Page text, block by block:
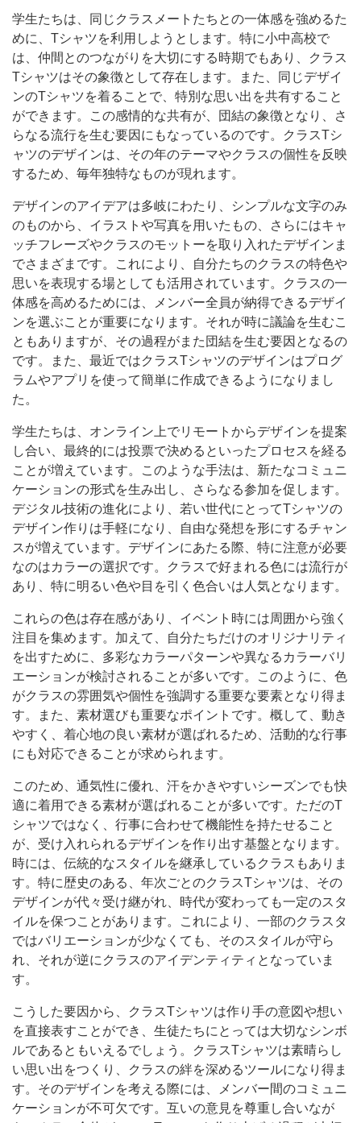
学生たちは、同じクラスメートたちとの一体感を強めるた
めに、Tシャツを利用しようとします。特に小中高校で
は、仲間とのつながりを大切にする時期でもあり、クラス
Tシャツはその象徴として存在します。また、同じデザイ
ンのTシャツを着ることで、特別な思い出を共有すること
ができます。この感情的な共有が、団結の象徴となり、さ
らなる流行を生む要因にもなっているのです。クラスTシ
ャツのデザインは、その年のテーマやクラスの個性を反映
するため、毎年独特なものが現れます。
デザインのアイデアは多岐にわたり、シンプルな文字のみ
のものから、イラストや写真を用いたもの、さらにはキャ
ッチフレーズやクラスのモットーを取り入れたデザインま
でさまざまです。これにより、自分たちのクラスの特色や
思いを表現する場としても活用されています。クラスの一
体感を高めるためには、メンバー全員が納得できるデザイ
ンを選ぶことが重要になります。それが時に議論を生むこ
ともありますが、その過程がまた団結を生む要因となるの
です。また、最近ではクラスTシャツのデザインはプログ
ラムやアプリを使って簡単に作成できるようになりまし
た。
学生たちは、オンライン上でリモートからデザインを提案
し合い、最終的には投票で決めるといったプロセスを経る
ことが増えています。このような手法は、新たなコミュニ
ケーションの形式を生み出し、さらなる参加を促します。
デジタル技術の進化により、若い世代にとってTシャツの
デザイン作りは手軽になり、自由な発想を形にするチャン
スが増えています。デザインにあたる際、特に注意が必要
なのはカラーの選択です。クラスで好まれる色には流行が
あり、特に明るい色や目を引く色合いは人気となります。
これらの色は存在感があり、イベント時には周囲から強く
注目を集めます。加えて、自分たちだけのオリジナリティ
を出すために、多彩なカラーパターンや異なるカラーバリ
エーションが検討されることが多いです。このように、色
がクラスの雰囲気や個性を強調する重要な要素となり得ま
す。また、素材選びも重要なポイントです。概して、動き
やすく、着心地の良い素材が選ばれるため、活動的な行事
にも対応できることが求められます。
このため、通気性に優れ、汗をかきやすいシーズンでも快
適に着用できる素材が選ばれることが多いです。ただのT
シャツではなく、行事に合わせて機能性を持たせること
が、受け入れられるデザインを作り出す基盤となります。
時には、伝統的なスタイルを継承しているクラスもありま
す。特に歴史のある、年次ごとのクラスTシャツは、その
デザインが代々受け継がれ、時代が変わっても一定のスタ
イルを保つことがあります。これにより、一部のクラスタ
ではバリエーションが少なくても、そのスタイルが守ら
れ、それが逆にクラスのアイデンティティとなっていま
す。
こうした要因から、クラスTシャツは作り手の意図や想い
を直接表すことができ、生徒たちにとっては大切なシンボ
ルであるともいえるでしょう。クラスTシャツは素晴らし
い思い出をつくり、クラスの絆を深めるツールになり得ま
す。そのデザインを考える際には、メンバー間のコミュニ
ケーションが不可欠です。互いの意見を尊重し合いなが